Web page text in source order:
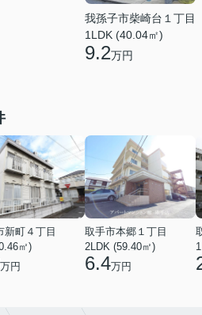
我孫子市柴崎台１丁目
1LDK (40.04㎡)
9.2万円
新町４丁目
㎡)
万円
取手市本郷１丁目
2LDK (59.40㎡)
6.4万円